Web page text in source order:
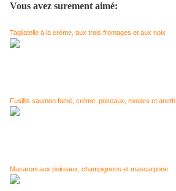
Vous avez surement aimé:
Tagliatelle à la crème, aux trois fromages et aux noix
Fusillis saumon fumé, crème, poireaux, moules et aneth
Macaroni aux poireaux, champignons et mascarpone